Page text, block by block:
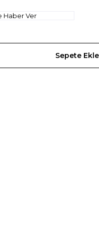
Haber Ver